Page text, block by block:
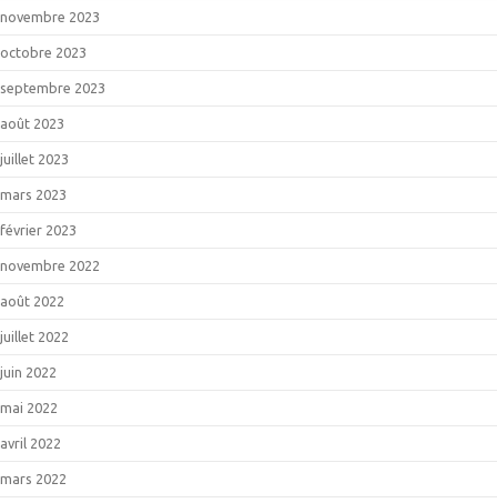
novembre 2023
octobre 2023
septembre 2023
août 2023
juillet 2023
mars 2023
février 2023
novembre 2022
août 2022
juillet 2022
juin 2022
mai 2022
avril 2022
mars 2022